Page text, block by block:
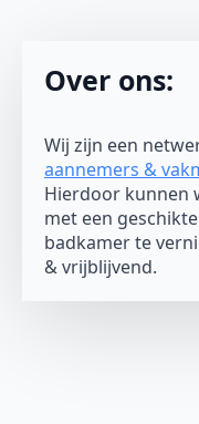
Over ons:
Wij zijn een
aannemers &
Hierdoor kunnen
met een
badkamer te
& vrijblijvend.